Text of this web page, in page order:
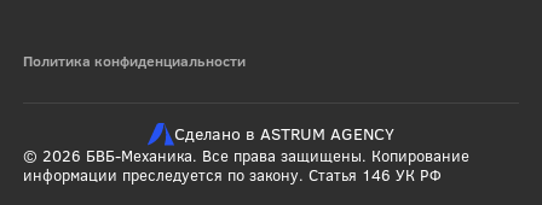
Политика конфиденциальности
© 2026 БВБ-Механика. Все права защищены. Копирование
информации преследуется по закону. Статья 146 УК РФ
Сделано в ASTRUM AGENCY